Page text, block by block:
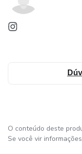
O conteúdo deste
Se você vir